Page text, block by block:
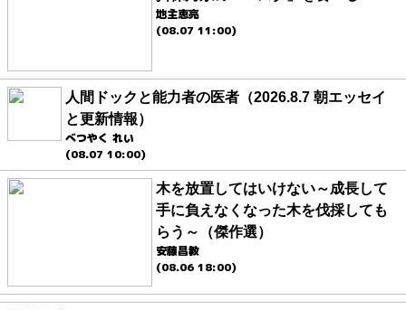
地主恵亮
(08.07 11:00)
人間ドックと能力者の医者（2026.8.7 朝エッセイ
と更新情報）
べつやく れい
(08.07 10:00)
木を放置してはいけない～成長して
手に負えなくなった木を伐採しても
らう～（傑作選）
安藤昌教
(08.06 18:00)